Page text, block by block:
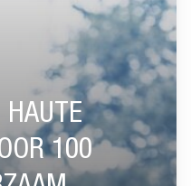
HAUTE
100